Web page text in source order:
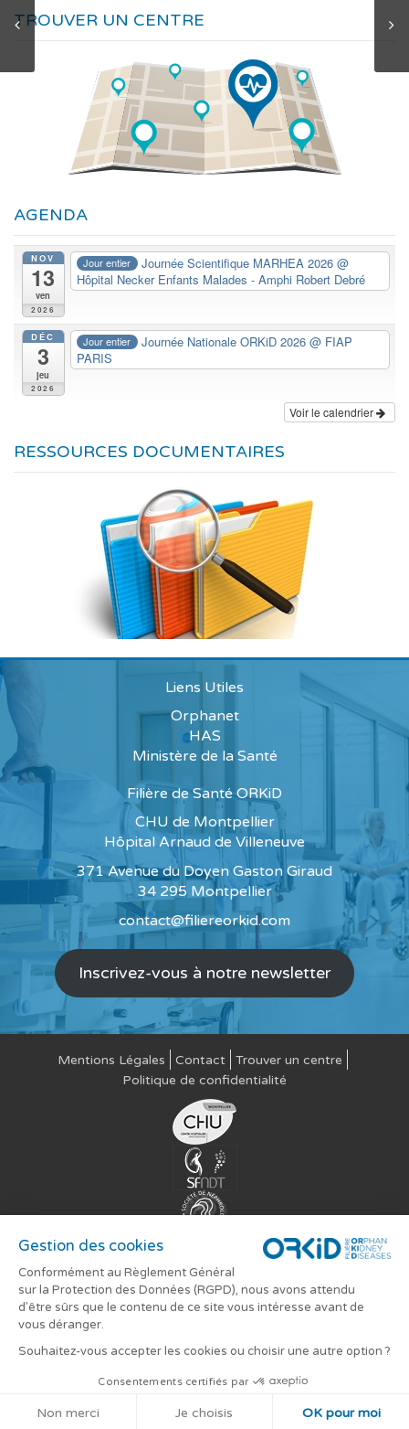
TROUVER UN CENTRE
AGENDA
NOV
13
ven
2026
Jour entier Journée Scientifique MARHEA 2026@
Hôpital Necker Enfants Malades - Amphi Robert Debré
DÉC
3
jeu
2026
Jour entier Journée Nationale ORKiD 2026@ FIAP
PARIS
Voir le calendrier
RESSOURCES DOCUMENTAIRES
Liens Utiles
Orphanet
HAS
Ministère de la Santé
Filière de Santé ORKiD
CHU de Montpellier
Hôpital Arnaud de Villeneuve
371 Avenue du Doyen Gaston Giraud
34 295 Montpellier
contact@filiereorkid.com
Inscrivez-vous à notre newsletter
Mentions Légales Contact
Trouver un centre
Politique de confidentialité
Copyright © 2015-2018
Gestion des cookies
Conformément au Règlement Général
sur la Protection des Données (RGPD), nous avons attendu
d'être sûrs que le contenu de ce site vous intéresse avant de
vous déranger.
Souhaitez-vous accepter les cookies ou choisir une autre option ?
Consentements certifiés par
Non merci Je choisis OK pour moi